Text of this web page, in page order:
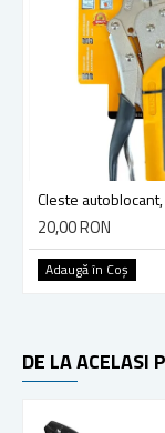
20,00 RON
Adaugă în Coş
DE LA ACELASI